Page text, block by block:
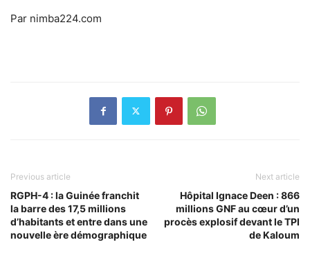
Par nimba224.com
Previous article
RGPH-4 : la Guinée franchit
la barre des 17,5 millions
d’habitants et entre dans une
nouvelle ère démographique
Next article
Hôpital Ignace Deen : 866
millions GNF au cœur d’un
procès explosif devant le TPI
de Kaloum